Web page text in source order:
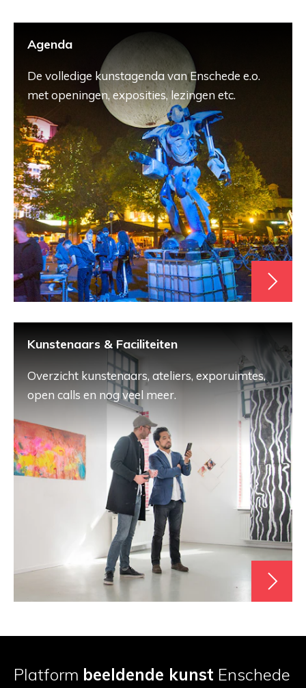
Agenda
De volledige kunstagenda van Enschede e.o.
met openingen, exposities, lezingen etc.
Kunstenaars & Faciliteiten
Overzicht kunstenaars, ateliers, exporuimtes,
open calls en nog veel meer.
Platform beeldende kunst Enschede